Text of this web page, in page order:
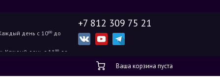
+7 812 309 75 21
день с 1000 до
Каждый день с 11 00 до
Ваша корзина пуста